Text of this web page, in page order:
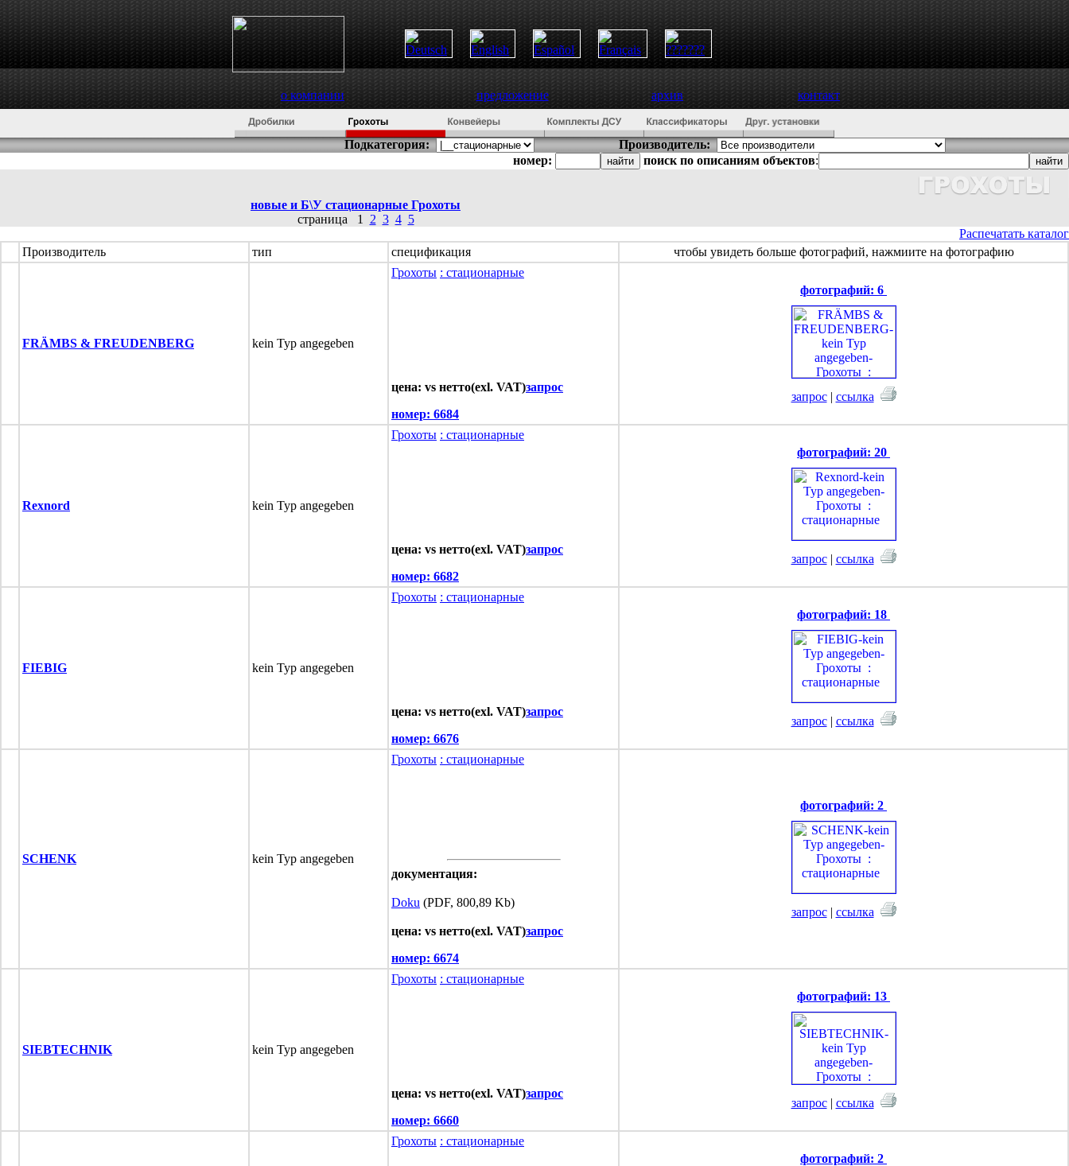
о компании предложение архив контакт
Подкатегория:
Производитель:
номер:
поиск по описаниям объектов:
новые и Б\У стационарные Грохоты
страница 1 2 3 4 5
Распечатать каталог
Производитель
тип спецификация чтобы увидеть больше фотографий, нажмиите на фотографию
FRÄMBS & FREUDENBERG kein Typ angegeben
Грохоты : стационарные
цена: vs нетто(exl. VAT)запрос
номер: 6684
фотографий: 6
запрос| ссылка
Rexnord kein Typ angegeben
Грохоты : стационарные
цена: vs нетто(exl. VAT)запрос
номер: 6682
фотографий: 20
запрос| ссылка
FIEBIG kein Typ angegeben
Грохоты : стационарные
цена: vs нетто(exl. VAT)запрос
номер: 6676
фотографий: 18
запрос| ссылка
SCHENK kein Typ angegeben
Грохоты : стационарные
документация:
Doku (PDF, 800,89 Kb)
цена: vs нетто(exl. VAT)запрос
номер: 6674
фотографий: 2
запрос| ссылка
SIEBTECHNIK kein Typ angegeben
Грохоты : стационарные
цена: vs нетто(exl. VAT)запрос
номер: 6660
фотографий: 13
запрос| ссылка
Грохоты : стационарные
фотографий: 2